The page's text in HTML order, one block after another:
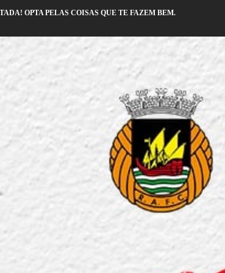
OPTA PELAS COISAS QUE TE FAZEM BEM.